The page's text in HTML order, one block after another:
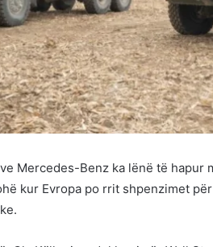
Mercedes-Benz ka lënë të hapur
kur Evropa po rrit shpenzimet